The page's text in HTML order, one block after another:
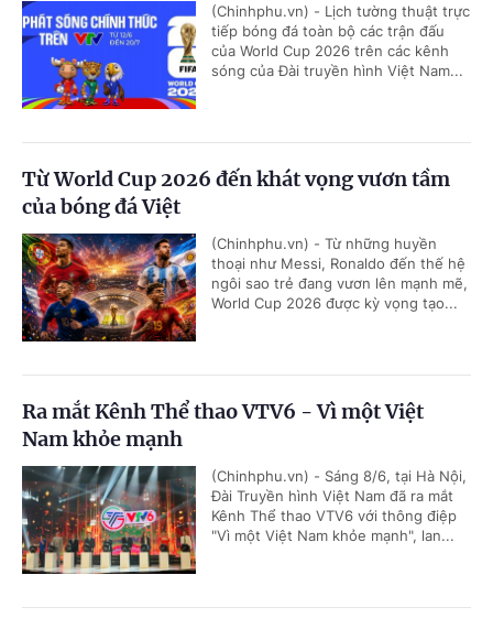
(Chinhphu.vn) - Lịch tường thuật trực
tiếp bóng đá toàn bộ các trận đấu
của World Cup 2026 trên các kênh
sóng của Đài truyền hình Việt Nam...
Từ World Cup 2026 đến khát vọng vươn tầm
của bóng đá Việt
(Chinhphu.vn) - Từ những huyền
thoại như Messi, Ronaldo đến thế hệ
ngôi sao trẻ đang vươn lên mạnh mẽ,
World Cup 2026 được kỳ vọng tạo...
Ra mắt Kênh Thể thao VTV6 - Vì một Việt
Nam khỏe mạnh
(Chinhphu.vn) - Sáng 8/6, tại Hà Nội,
Đài Truyền hình Việt Nam đã ra mắt
Kênh Thể thao VTV6 với thông điệp
"Vì một Việt Nam khỏe mạnh", lan...